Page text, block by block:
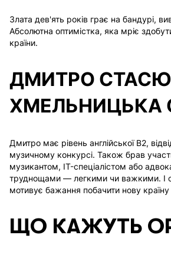
Злата дев'ять років грає на бандурі,
Абсолютна оптимістка, яка мріє
країни.
ДМИТРО
ХМЕЛЬНИЦЬКА
Дмитро має рівень англійської B2,
музичному конкурсі. Також брав
музикантом, IT-спеціалістом або
труднощами — легкими чи важкими. І
мотивує бажання побачити нову країну
ЩО КАЖУТЬ
Програми
ГРУПОВІ ПРОГРАМИ
СЕРЕДНЯ ОСВІТА
ІНОЗЕМНІ МОВИ
Країни
ІСПАНІЯ
КАНАДА
ІТАЛІЯ
ВСІ